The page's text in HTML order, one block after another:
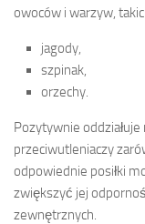
owoców i warzyw,
jagody,
szpinak,
orzechy.
Pozytywnie
przeciwutleniaczy
odpowiednie posiłki
zwiększyć jej
zewnętrznych.